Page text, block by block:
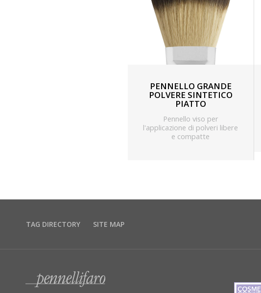
PENNELLO GRANDE
POLVERE SINTETICO
PIATTO
Pennello viso per
l'applicazione di polveri libere
e compatte
TAG DIRECTORY SITE MAP